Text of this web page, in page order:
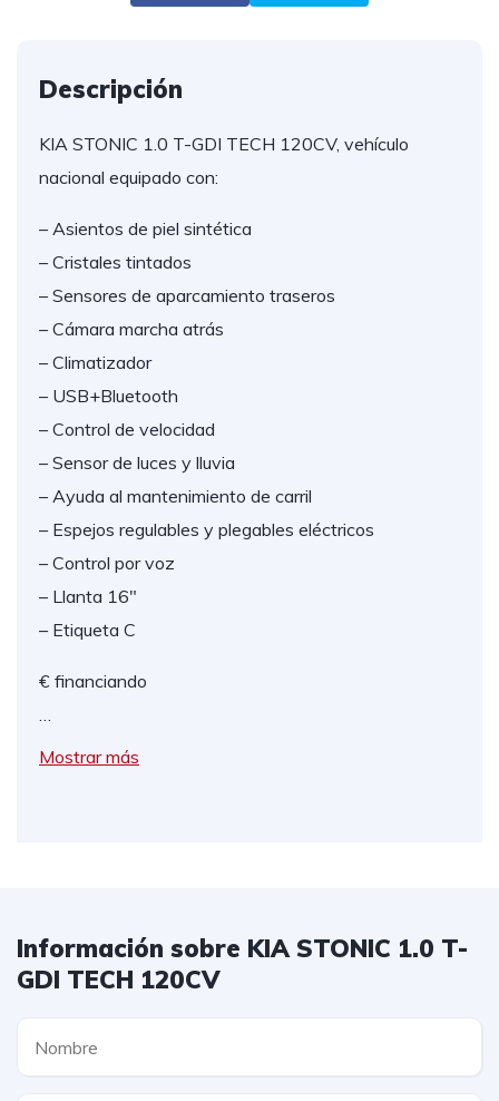
Descripción
KIA STONIC 1.0 T-GDI TECH 120CV, vehículo
nacional equipado con:
– Asientos de piel sintética
– Cristales tintados
– Sensores de aparcamiento traseros
– Cámara marcha atrás
– Climatizador
– USB+Bluetooth
– Control de velocidad
– Sensor de luces y lluvia
– Ayuda al mantenimiento de carril
– Espejos regulables y plegables eléctricos
– Control por voz
– Llanta 16″
– Etiqueta C
€ financiando
…
Mostrar más
Información sobre KIA STONIC 1.0 T-
GDI TECH 120CV